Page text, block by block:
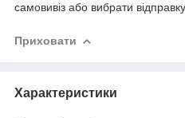
самовивіз або вибрати
Приховати
Характеристики